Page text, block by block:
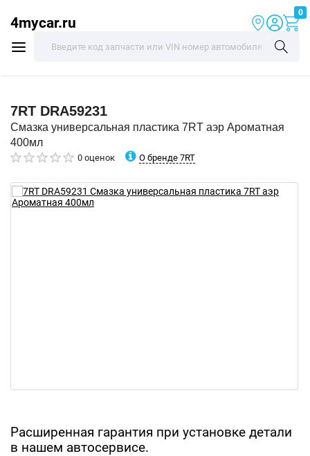
4mycar.ru
0
7RT DRA59231
Смазка универсальная пластика 7RT аэр Ароматная
400мл
0 оценок О бренде 7RT
Расширенная гарантия при установке детали
в нашем автосервисе.